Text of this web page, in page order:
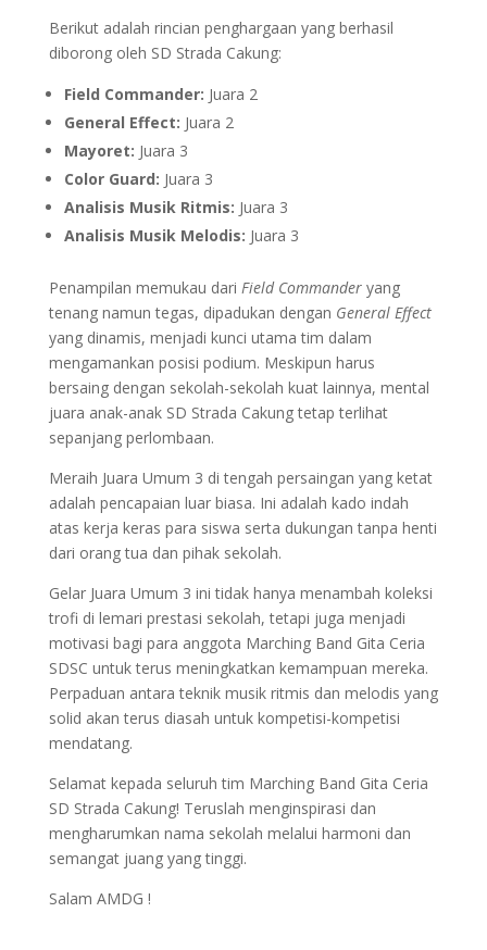
Berikut adalah rincian penghargaan yang berhasil
diborong oleh SD Strada Cakung:
Field Commander: Juara 2
General Effect: Juara 2
Mayoret: Juara 3
Color Guard: Juara 3
Analisis Musik Ritmis: Juara 3
Analisis Musik Melodis: Juara 3
Penampilan memukau dari Field Commanderyang
tenang namun tegas, dipadukan dengan General Effect
yang dinamis, menjadi kunci utama tim dalam
mengamankan posisi podium. Meskipun harus
bersaing dengan sekolah-sekolah kuat lainnya, mental
juara anak-anak SD Strada Cakung tetap terlihat
sepanjang perlombaan.
Meraih Juara Umum 3 di tengah persaingan yang ketat
adalah pencapaian luar biasa. Ini adalah kado indah
atas kerja keras para siswa serta dukungan tanpa henti
dari orang tua dan pihak sekolah.
Gelar Juara Umum 3 ini tidak hanya menambah koleksi
trofi di lemari prestasi sekolah, tetapi juga menjadi
motivasi bagi para anggota Marching Band Gita Ceria
SDSC untuk terus meningkatkan kemampuan mereka.
Perpaduan antara teknik musik ritmis dan melodis yang
solid akan terus diasah untuk kompetisi-kompetisi
mendatang.
Selamat kepada seluruh tim Marching Band Gita Ceria
SD Strada Cakung! Teruslah menginspirasi dan
mengharumkan nama sekolah melalui harmoni dan
semangat juang yang tinggi.
Salam AMDG !